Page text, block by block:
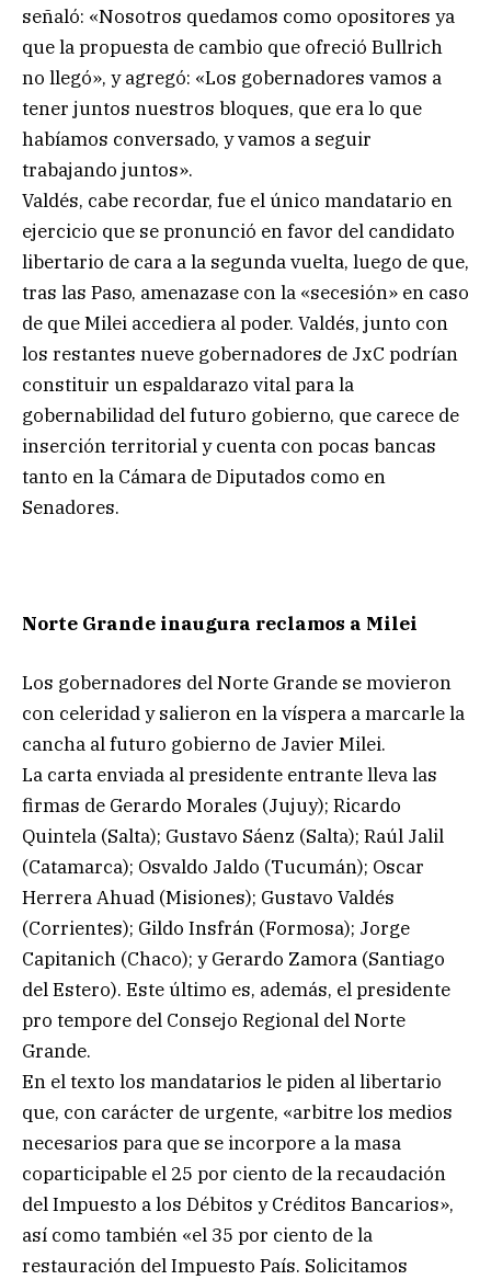
señaló: «Nosotros quedamos como opositores ya
que la propuesta de cambio que ofreció Bullrich
no llegó», y agregó: «Los gobernadores vamos a
tener juntos nuestros bloques, que era lo que
habíamos conversado, y vamos a seguir
trabajando juntos».
Valdés, cabe recordar, fue el único mandatario en
ejercicio que se pronunció en favor del candidato
libertario de cara a la segunda vuelta, luego de que,
tras las Paso, amenazase con la «secesión» en caso
de que Milei accediera al poder. Valdés, junto con
los restantes nueve gobernadores de JxC podrían
constituir un espaldarazo vital para la
gobernabilidad del futuro gobierno, que carece de
inserción territorial y cuenta con pocas bancas
tanto en la Cámara de Diputados como en
Senadores.
Norte Grande inaugura reclamos a Milei
Los gobernadores del Norte Grande se movieron
con celeridad y salieron en la víspera a marcarle la
cancha al futuro gobierno de Javier Milei.
La carta enviada al presidente entrante lleva las
firmas de Gerardo Morales (Jujuy); Ricardo
Quintela (Salta); Gustavo Sáenz (Salta); Raúl Jalil
(Catamarca); Osvaldo Jaldo (Tucumán); Oscar
Herrera Ahuad (Misiones); Gustavo Valdés
(Corrientes); Gildo Insfrán (Formosa); Jorge
Capitanich (Chaco); y Gerardo Zamora (Santiago
del Estero). Este último es, además, el presidente
pro tempore del Consejo Regional del Norte
Grande.
En el texto los mandatarios le piden al libertario
que, con carácter de urgente, «arbitre los medios
necesarios para que se incorpore a la masa
coparticipable el 25 por ciento de la recaudación
del Impuesto a los Débitos y Créditos Bancarios»,
así como también «el 35 por ciento de la
restauración del Impuesto País. Solicitamos